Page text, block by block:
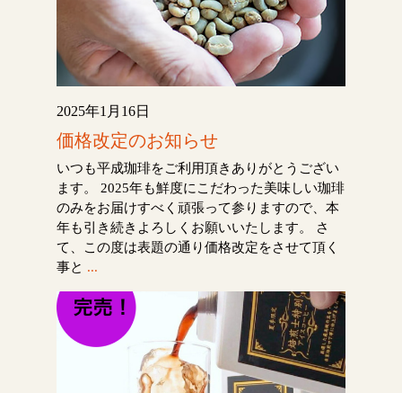
2025年1月16日
価格改定のお知らせ
いつも平成珈琲をご利用頂きありがとうござい
ます。 2025年も鮮度にこだわった美味しい珈琲
のみをお届けすべく頑張って参りますので、本
年も引き続きよろしくお願いいたします。 さ
て、この度は表題の通り価格改定をさせて頂く
事と ...